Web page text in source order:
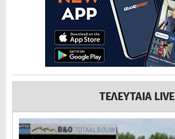
ΤΕΛΕΥΤΑΙΑ LIVE